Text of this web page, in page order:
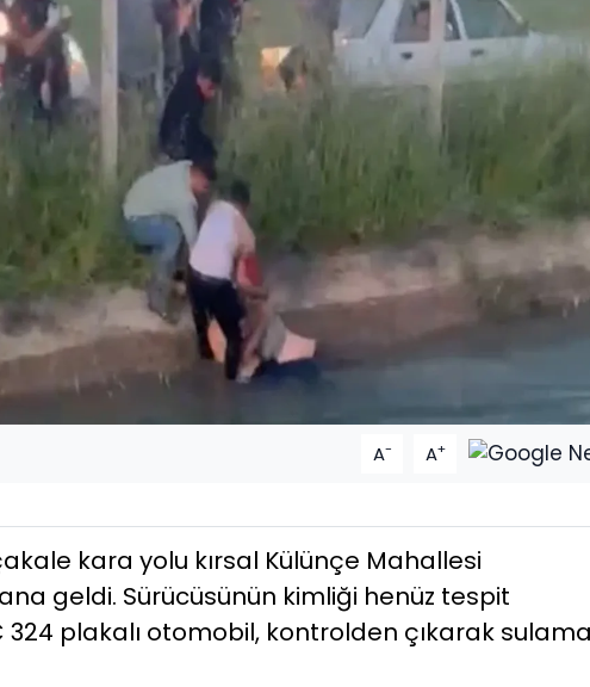
A- A+
kara yolu kırsal Külünçe Mahallesi
geldi. Sürücüsünün kimliği henüz tespit
324 plakalı otomobil, kontrolden çıkarak sulama